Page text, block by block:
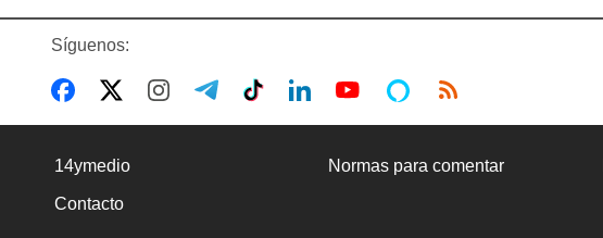
Síguenos:
14ymedio Normas para comentar
Contacto